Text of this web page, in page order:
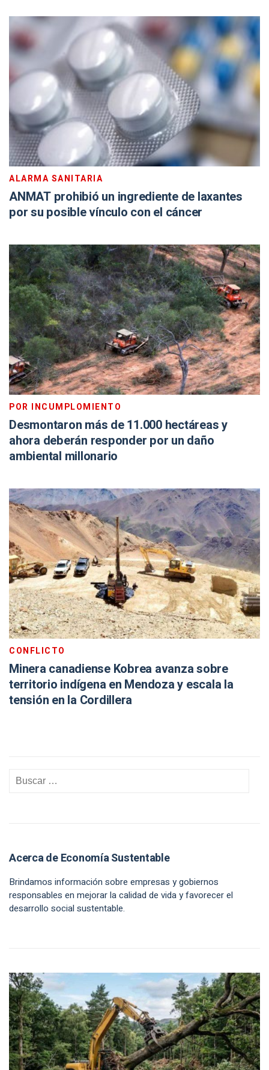
ALARMA SANITARIA
ANMAT prohibió un ingrediente de laxantes
por su posible vínculo con el cáncer
POR INCUMPLOMIENTO
Desmontaron más de 11.000 hectáreas y
ahora deberán responder por un daño
ambiental millonario
CONFLICTO
Minera canadiense Kobrea avanza sobre
territorio indígena en Mendoza y escala la
tensión en la Cordillera
Acerca de Economía Sustentable
Brindamos información sobre empresas y gobiernos
responsables en mejorar la calidad de vida y favorecer el
desarrollo social sustentable.